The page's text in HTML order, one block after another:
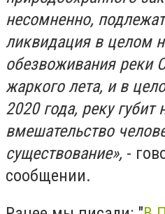
несомненно,
ликвидация в целом
обезвоживания реки
жаркого лета, и в
2020 года, реку губит
вмешательство
существование», -
сообщении.